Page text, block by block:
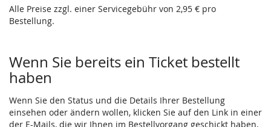
Alle Preise zzgl. einer Servicegebühr von 2,95 € pro
Bestellung.
Wenn Sie bereits ein Ticket bestellt
haben
Wenn Sie den Status und die Details Ihrer Bestellung
einsehen oder ändern wollen, klicken Sie auf den Link in einer
der E-Mails, die wir Ihnen im Bestellvorgang geschickt haben.